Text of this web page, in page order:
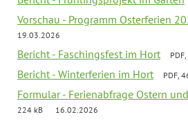
Vorschau - Programm Osterferien
19.03.2026
Bericht - Faschingsfest im Hort
Bericht - Winterferien im Hort PDF,
Formular - Ferienabfrage Ostern
224 kB
16.02.2026